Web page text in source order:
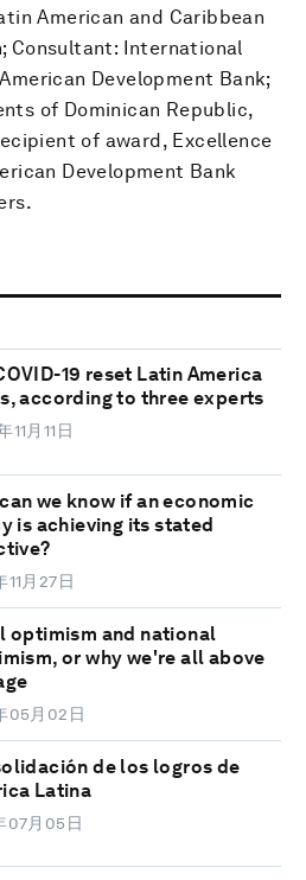
American and Caribbean
Consultant: International
Development Bank;
of Dominican Republic,
of award, Excellence
Development Bank
19 reset Latin America
according to three experts
11月11日
we know if an economic
is achieving its stated
11月27日
optimism and national
or why we're all above
05月02日
de los logros de
Latina
07月05日